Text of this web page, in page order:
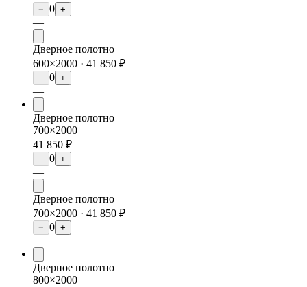
− 0 +
—
Дверное полотно
600×2000 · 41 850 ₽
− 0 +
—
Дверное полотно
700×2000
41 850 ₽
− 0 +
—
Дверное полотно
700×2000 · 41 850 ₽
− 0 +
—
Дверное полотно
800×2000